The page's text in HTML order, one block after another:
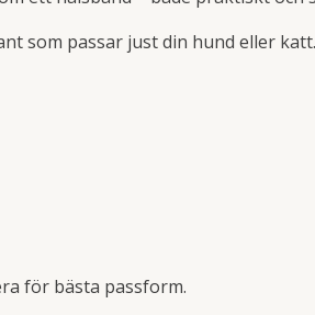
som passar just din hund eller katt.
för bästa passform.